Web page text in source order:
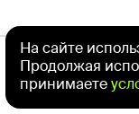
На сайте
Продолжая
принимаете